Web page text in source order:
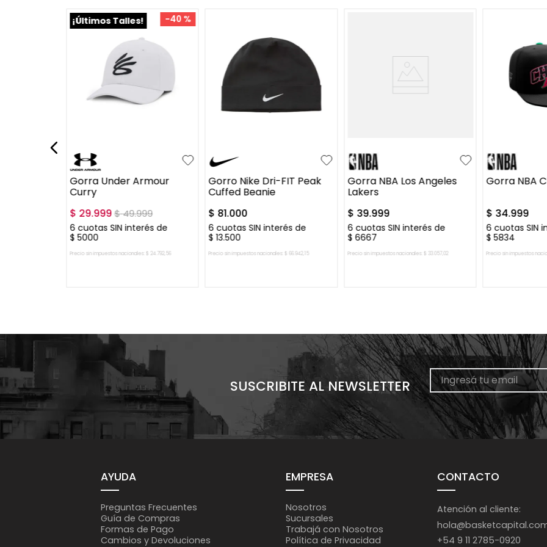
-40 %
¡Últimos Talles!
Gorra Under Armour
Curry
$ 29.999$49.999
6cuotas SIN interés de
$ 5000
Precio sin impuestos nacionales: $ 24. 792,56
Gorro Nike Dri-FIT Peak
Cuffed Beanie
$ 81.000
6 cuotas SIN interés de
$ 13.500
Precio sin impuestos nacionales: $ 66 942, 15
Gorra NBA Los Angeles
Lakers
$ 39.999
6 cuotas SIN interés de
$ 6667
Precio sin impuestos nacionales: $ 33 057, 02
Gorra NBA
$ 34.999
6 cuotas SIN
$ 5834
Precio sin impuestos
SUSCRIBITE AL NEWSLETTER
AYUDA
Preguntas Frecuentes
Guía de Compras
Formas de Pago
Cambios y Devoluciones
EMPRESA
Nosotros
Sucursales
Trabajá con Nosotros
Política de Privacidad
CONTACTO
Atención al cliente:
+54 9 11 2785-0920